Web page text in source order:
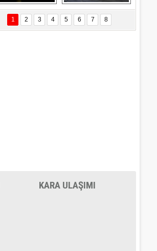
ÖZYANIK
Değişti?
Delta uçağına
yıldırım çarptı
Ford Focus RS
(2015)
1 2 3 4 5 6 7 8
KARA ULAŞIMI